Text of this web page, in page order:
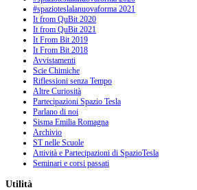
#spazioteslalanuovaforma 2021
It from QuBit 2020
It from QuBit 2021
It From Bit 2019
It From Bit 2018
Avvistamenti
Scie Chimiche
Riflessioni senza Tempo
Altre Curiosità
Partecipazioni Spazio Tesla
Parlano di noi
Sisma Emilia Romagna
Archivio
ST nelle Scuole
Attività e Partecipazioni di SpazioTesla
Seminari e corsi passati
Utilità